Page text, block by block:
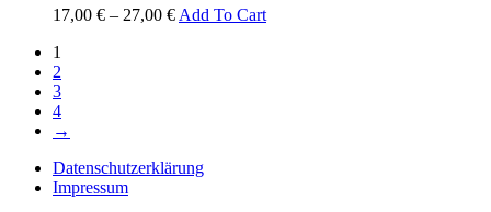
17,00 € – 27,00 € Add To Cart
1
2
3
4
→
Datenschutzerklärung
Impressum